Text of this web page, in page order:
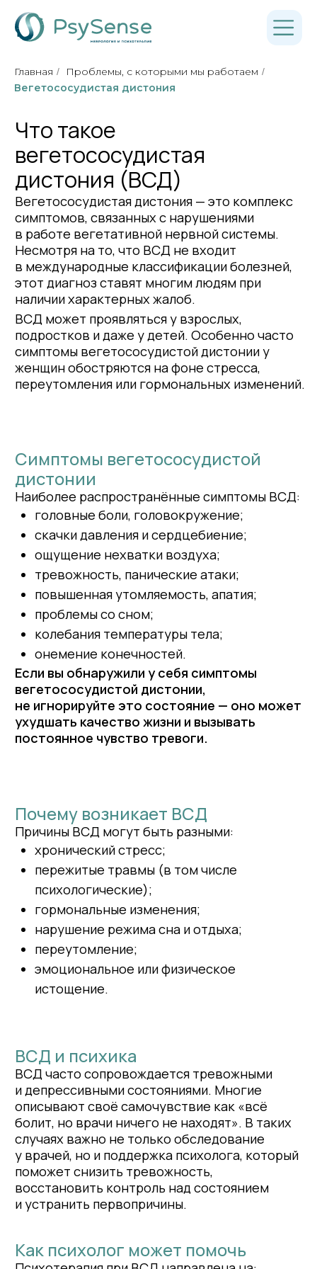
Главная / Проблемы, с которыми мы работаем /
Вегетососудистая дистония
Как психолог может помочь
Психотерапия при ВСД направлена на:
снижение уровня тревожности;
стабилизацию эмоционального фона;
нормализацию сна;
Когнитивно-поведенческая терапия
особенно эффективна при
лечении вегетативных расстройств, так как
Почему возникает ВСД
Причины ВСД могут быть разными:
хронический стресс;
пережитые травмы (в том числе
психологические);
гормональные изменения;
переутомление;
эмоциональное или физическое
истощение.
случаях важно не только обследование
у врачей, но и поддержка психолога, который
поможет снизить тревожность,
восстановить контроль над состоянием
и устранить первопричины.
Если вы чувствуете постоянную усталость,
тревогу, скачки давления или нехватку
воздуха — не оставайтесь с этим наедине.
Запишитесь на консультацию и начните путь
к восстановлению.
ПОЛУЧИТЬ КОНСУЛЬТАЦИЮ
Симптомы вегетососудистой
дистонии
Наиболее распространённые симптомы ВСД:
головные боли, головокружение;
скачки давления и сердцебиение;
колебания температуры тела;
онемение конечностей.
Если вы обнаружили у себя симптомы
вегетососудистой дистонии,
не игнорируйте это состояние — оно может
ухудшать качество жизни и вызывать
Что такое
дистония (ВСД)
симптомов, связанных с нарушениями
в работе вегетативной нервной системы.
Несмотря на то, что ВСД не входит
в международные классификации болезней,
этот диагноз ставят многим людям при
наличии характерных жалоб.
ВСД может проявляться у взрослых,
подростков и даже у детей. Особенно часто
симптомы вегетососудистой дистонии у
женщин обостряются на фоне стресса,
переутомления или гормональных изменений.
Контакты